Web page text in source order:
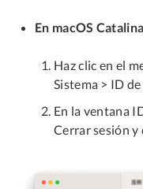
En macOS
Haz clic en el
Sistema > ID de
En la ventana
Cerrar sesión y